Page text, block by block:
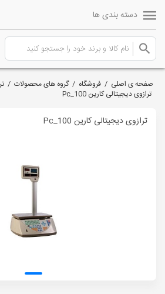
دسته بندی ها
صفحه ی اصلی / فروشگاه /گروه های محصولات /
ترازوی دیجیتالی کارین Pc_100
ترازوی دیجیتالی کارین Pc_100